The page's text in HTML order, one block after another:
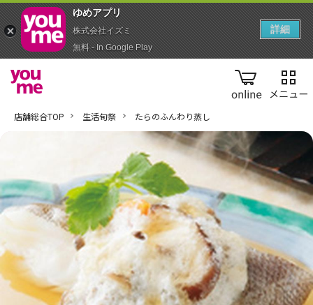
online
店舗総合TOP 生活旬祭 たらのふんわり蒸し
ゆめアプ‪リ‬
株式会社イズミ
無料 - In Google Play
詳細